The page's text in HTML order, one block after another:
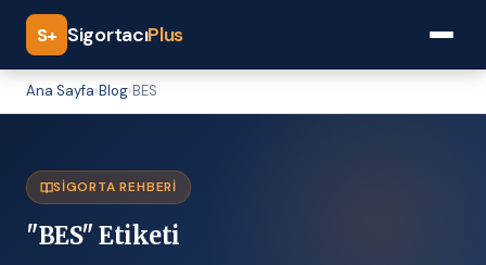
S+ SigortacıPlus
Ana Sayfa›Blog›BES
SIGORTA REHBERI
"BES" Etiketi